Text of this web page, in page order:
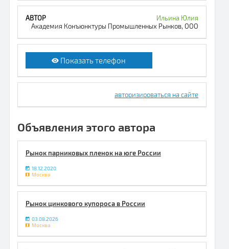
Ильина Юлия
Академия Конъюнктуры Промышленных Рынков, ООО
Показать телефон
авторизироваться на сайте
Объявления этого автора
Рынок парниковых пленок на юге России
18.12.2020
Москва
Рынок цинкового купороса в России
03.08.2026
Москва